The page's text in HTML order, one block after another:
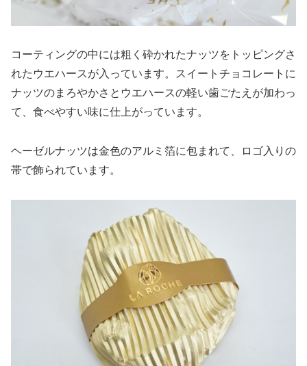
コーティングの中には粗く砕かれたナッツをトッピングさ
れたウエハースが入っています。スイートチョコレートに
ナッツのまろやかさとウエハースの軽い歯ごたえが加わっ
て、食べやすい味に仕上がっています。
ヘーゼルナッツは金色のアルミ箔に包まれて、ロゴ入りの
帯で飾られています。